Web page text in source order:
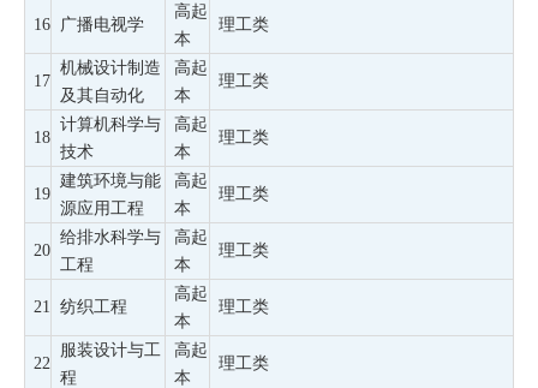
16 广播电视学
高起
本
理工类
17
机械设计制造
及其自动化
高起
本
理工类
18
计算机科学与
技术
高起
本
理工类
19
建筑环境与能
源应用工程
高起
本
理工类
20
给排水科学与
工程
高起
本
理工类
21 纺织工程
高起
本
理工类
22
服装设计与工
程
高起
本
理工类